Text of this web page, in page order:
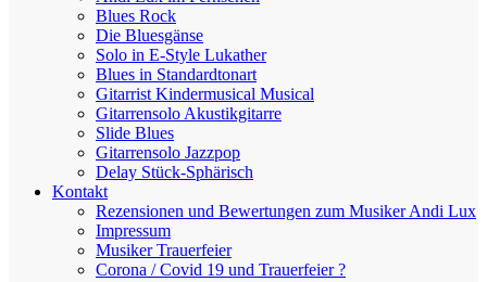
Blues Rock
Die Bluesgänse
Solo in E-Style Lukather
Blues in Standardtonart
Gitarrist Kindermusical Musical
Gitarrensolo Akustikgitarre
Slide Blues
Gitarrensolo Jazzpop
Delay Stück-Sphärisch
Kontakt
Rezensionen und Bewertungen zum Musiker Andi Lux
Impressum
Musiker Trauerfeier
Corona / Covid 19 und Trauerfeier ?